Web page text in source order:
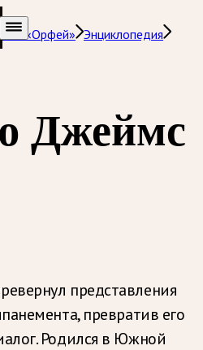
«Орфей» Энциклопедия
Джеймс
представления
превратив его
Родился в Южной